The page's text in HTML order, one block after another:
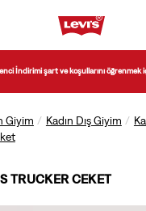
İndirimi şart ve koşullarını öğrenmek
Giyim Kadın Dış Giyim
TRUCKER CEKET